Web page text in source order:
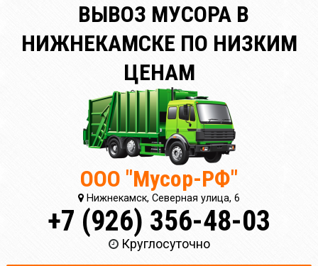
ВЫВОЗ МУСОРА В
НИЖНЕКАМСКЕ ПО НИЗКИМ
ЦЕНАМ
ООО "Мусор-РФ"
Нижнекамск, Северная улица, 6
+7 (926) 356-48-03
Круглосуточно